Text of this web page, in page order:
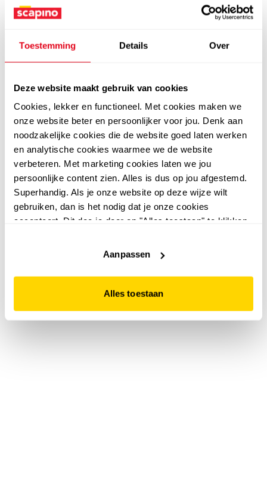
Toestemming Details Over
Deze website maakt gebruik van cookies
Cookies, lekker en functioneel. Met cookies maken we
onze website beter en persoonlijker voor jou. Denk aan
noodzakelijke cookies die de website goed laten werken
en analytische cookies waarmee we de website
verbeteren. Met marketing cookies laten we jou
persoonlijke content zien. Alles is dus op jou afgestemd.
Superhandig. Als je onze website op deze wijze wilt
gebruiken, dan is het nodig dat je onze cookies
accepteert. Dit doe je door op "Alles toestaan" te klikken.
website niet optimaal functioneert.
Aanpassen
Alles toestaan